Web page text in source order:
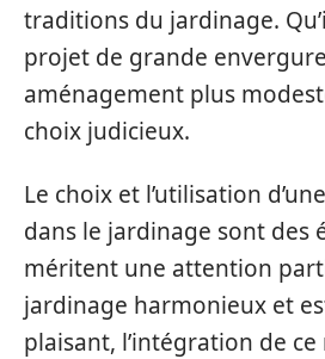
traditions du jardinage.
projet de grande
aménagement plus
choix judicieux.
Le choix et l’utilisation d’une
dans le jardinage sont des
méritent une attention
jardinage harmonieux et
plaisant, l’intégration de